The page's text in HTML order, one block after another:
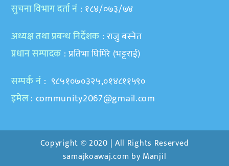
सुचना विभाग दर्ता नं : १८४/०७३/७४
अध्यक्ष तथा प्रबन्ध निर्देशक : राजु बस्नेत
प्रधान सम्पादक : प्रतिभा घिमिरे (भट्टराई)
सम्पर्क नं : ९८५१०७०३२५,०१४८११५९०
इमेल: community2067@gmail.com
Copyright © 2020 | All Rights Reserved
samajkoawaj.com by Manjil